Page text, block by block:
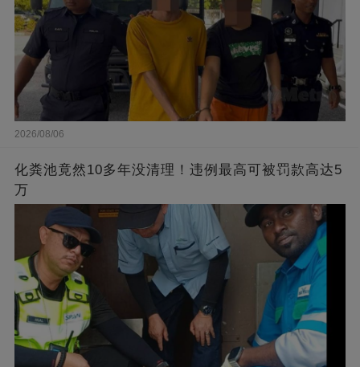
2026/08/06
化粪池竟然10多年没清理！违例最高可被罚款高达5
万